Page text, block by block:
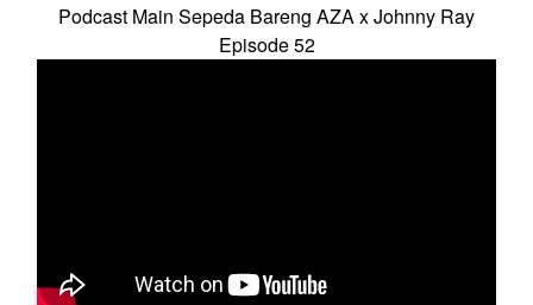
Podcast Main Sepeda Bareng AZA x Johnny Ray
Episode 52